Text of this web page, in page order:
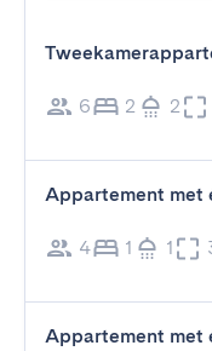
6 2 2
Appartement met
4 1 1
Appartement met